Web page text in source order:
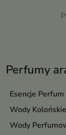
Perfumy
Esencje Perfum
Wody Kolońskie
Wody